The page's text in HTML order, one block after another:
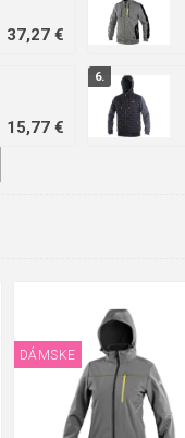
37,27 €
15,77 €
DÁMSKE
3XL